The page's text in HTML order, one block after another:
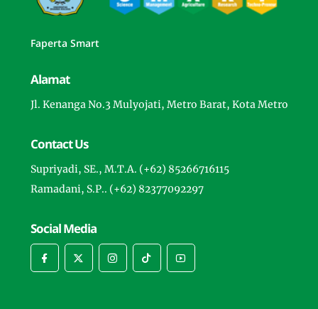
Faperta Smart
Alamat
Jl. Kenanga No.3 Mulyojati, Metro Barat, Kota Metro
Contact Us
Supriyadi, SE., M.T.A. (+62) 85266716115
Ramadani, S.P.. (+62) 82377092297
Social Media